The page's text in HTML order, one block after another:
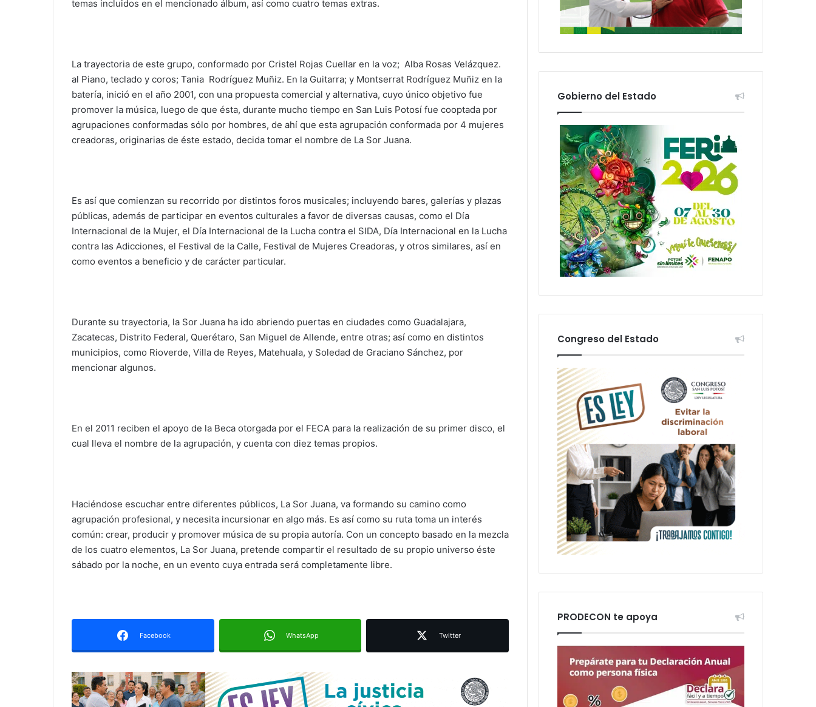
temas incluidos en el mencionado álbum, así como cuatro temas extras.
La trayectoria de este grupo, conformado por Cristel Rojas Cuellar en la voz; Alba Rosas Velázquez.
al Piano, teclado y coros; Tania Rodríguez Muñiz. En la Guitarra; y Montserrat Rodríguez Muñiz en la
batería, inició en el año 2001, con una propuesta comercial y alternativa, cuyo único objetivo fue
promover la música, luego de que ésta, durante mucho tiempo en San Luis Potosí fue cooptada por
agrupaciones conformadas sólo por hombres, de ahí que esta agrupación conformada por 4 mujeres
creadoras, originarias de éste estado, decida tomar el nombre de La Sor Juana.
Es así que comienzan su recorrido por distintos foros musicales; incluyendo bares, galerías y plazas
públicas, además de participar en eventos culturales a favor de diversas causas, como el Día
Internacional de la Mujer, el Día Internacional de la Lucha contra el SIDA, Día Internacional en la Lucha
contra las Adicciones, el Festival de la Calle, Festival de Mujeres Creadoras, y otros similares, así en
como eventos a beneficio y de carácter particular.
Durante su trayectoria, la Sor Juana ha ido abriendo puertas en ciudades como Guadalajara,
Zacatecas, Distrito Federal, Querétaro, San Miguel de Allende, entre otras; así como en distintos
municipios, como Rioverde, Villa de Reyes, Matehuala, y Soledad de Graciano Sánchez, por
mencionar algunos.
En el 2011 reciben el apoyo de la Beca otorgada por el FECA para la realización de su primer disco, el
cual lleva el nombre de la agrupación, y cuenta con diez temas propios.
Haciéndose escuchar entre diferentes públicos, La Sor Juana, va formando su camino como
agrupación profesional, y necesita incursionar en algo más. Es así como su ruta toma un interés
común: crear, producir y promover música de su propia autoría. Con un concepto basado en la mezcla
de los cuatro elementos, La Sor Juana, pretende compartir el resultado de su propio universo éste
sábado por la noche, en un evento cuya entrada será completamente libre.
Facebook WhatsApp Twitter
Juan Manuel Navarro alista
destaca coordinación con
Luis Mejía inicia diagnóstico en
Parques Tangamanga y defiende
Gobierno del Estado
Congreso del Estado
PRODECON te apoya